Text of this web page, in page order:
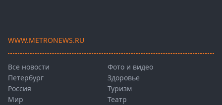
WWW.METRONEWS.RU
Все новости
Петербург
Россия
Мир
Фото и видео
Здоровье
Туризм
Театр